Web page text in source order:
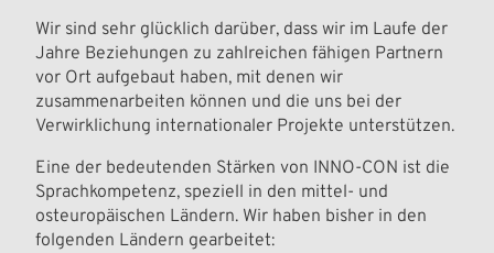
Wir sind sehr glücklich darüber, dass wir im Laufe der
Jahre Beziehungen zu zahlreichen fähigen Partnern
vor Ort aufgebaut haben, mit denen wir
zusammenarbeiten können und die uns bei der
Verwirklichung internationaler Projekte unterstützen.
Eine der bedeutenden Stärken von INNO-CON ist die
Sprachkompetenz, speziell in den mittel- und
osteuropäischen Ländern. Wir haben bisher in den
folgenden Ländern gearbeitet: